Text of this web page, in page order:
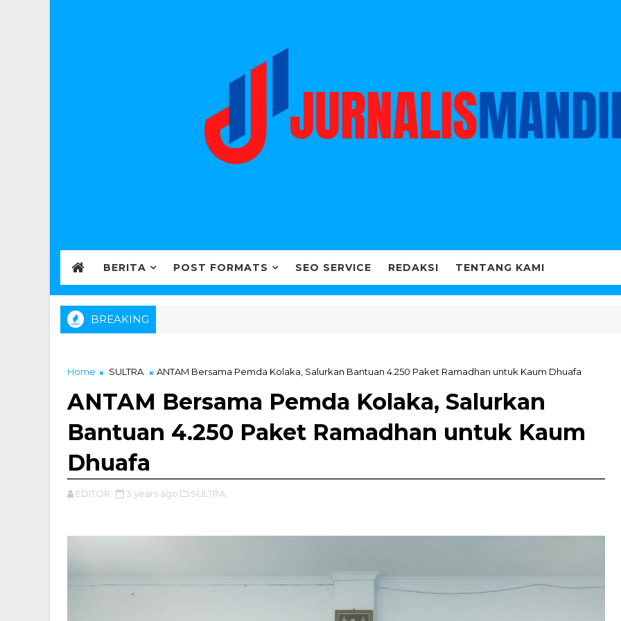
BERITA POST FORMATS SEO SERVICE REDAKSI TENTANG KAMI
BREAKING
Home SULTRA ANTAM Bersama Pemda Kolaka, Salurkan Bantuan 4.250 Paket Ramadhan untuk Kaum Dhuafa
ANTAM Bersama Pemda Kolaka, Salurkan
Bantuan 4.250 Paket Ramadhan untuk Kaum
Dhuafa
EDITOR 3 years ago SULTRA,